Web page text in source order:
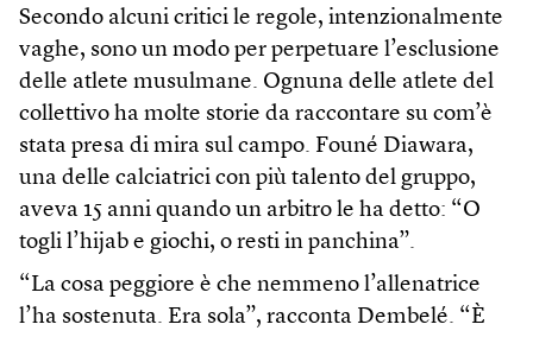
Secondo alcuni critici le regole, intenzionalmente
vaghe, sono un modo per perpetuare l’esclusione
delle atlete musulmane. Ognuna delle atlete del
collettivo ha molte storie da raccontare su com’è
stata presa di mira sul campo. Founé Diawara,
una delle calciatrici con più talento del gruppo,
aveva 15 anni quando un arbitro le ha detto: “O
togli l’hijab e giochi, o resti in panchina”.
“La cosa peggiore è che nemmeno l’allenatrice
l’ha sostenuta. Era sola”, racconta Dembelé. “È